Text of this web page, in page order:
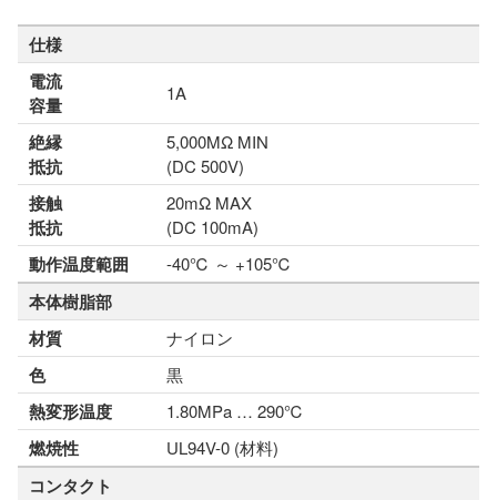
仕様
電流
容量
1A
絶縁
抵抗
5,000MΩ MIN
(DC 500V)
接触
抵抗
20mΩ MAX
(DC 100mA)
動作温度範囲 -40℃ ～ +105℃
本体樹脂部
材質
ナイロン
色 黒
熱変形温度 1.80MPa … 290℃
燃焼性 UL94V-0 (材料)
コンタクト